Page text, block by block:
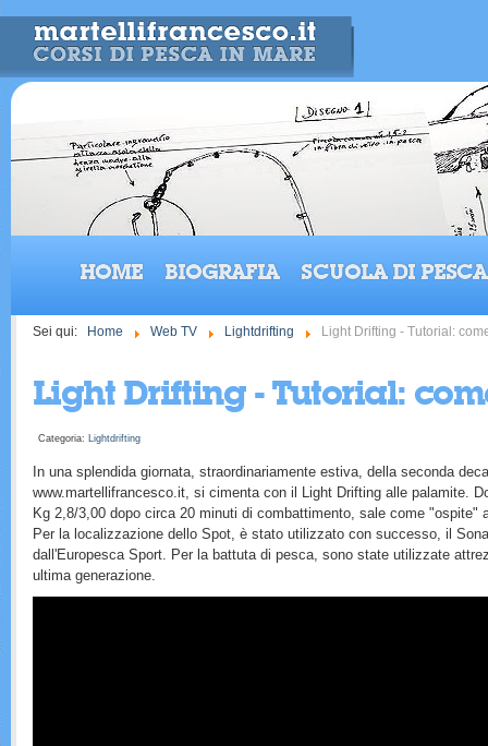
HOME BIOGRAFIA SCUOLA DI PESCA
Sei qui: Home Web TV Lightdrifting Light Drifting - Tutorial:
Light Drifting - Tutorial:
Categoria: Lightdrifting
In una splendida giornata, straordinariamente estiva, della seconda
www.martellifrancesco.it, si cimenta con il Light Drifting alle palamite.
Kg 2,8/3,00 dopo circa 20 minuti di combattimento, sale come "ospite"
Per la localizzazione dello Spot, è stato utilizzato con successo, il
dall'Europesca Sport. Per la battuta di pesca, sono state utilizzate
ultima generazione.